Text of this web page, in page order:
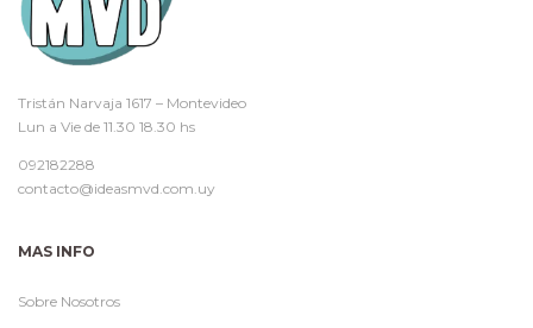
Tristán Narvaja 1617 – Montevideo
Lun a Vie de 11.30 18.30 hs
092182288
contacto@ideasmvd.com.uy
MAS INFO
Sobre Nosotros